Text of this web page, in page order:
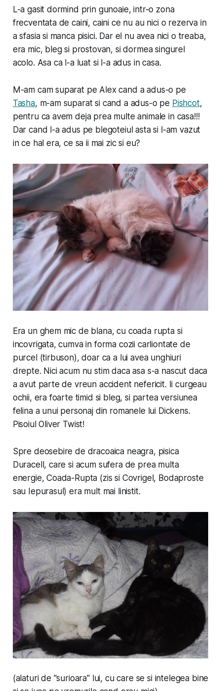
L-a gasit dormind prin gunoaie, intr-o zona
frecventata de caini, caini ce nu au nici o rezerva in
a sfasia si manca pisici. Dar el nu avea nici o treaba,
era mic, bleg si prostovan, si dormea singurel
acolo. Asa ca l-a luat si l-a adus in casa.
M-am cam suparat pe Alex cand a adus-o pe
Tasha, m-am suparat si cand a adus-o pe Pishcot,
pentru ca avem deja prea multe animale in casa!!!
Dar cand l-a adus pe blegoteiul asta si l-am vazut
in ce hal era, ce sa ii mai zic si eu?
Era un ghem mic de blana, cu coada rupta si
incovrigata, cumva in forma cozii carliontate de
purcel (tirbuson), doar ca a lui avea unghiuri
drepte. Nici acum nu stim daca asa s-a nascut daca
a avut parte de vreun accident nefericit. Ii curgeau
ochii, era foarte timid si bleg, si partea versiunea
felina a unui personaj din romanele lui Dickens.
Pisoiul Oliver Twist!
Spre deosebire de dracoaica neagra, pisica
Duracell, care si acum sufera de prea multa
energie, Coada-Rupta (zis si Covrigel, Bodaproste
sau Iepurasul) era mult mai linistit.
(alaturi de "surioara" lui, cu care se si intelegea bine